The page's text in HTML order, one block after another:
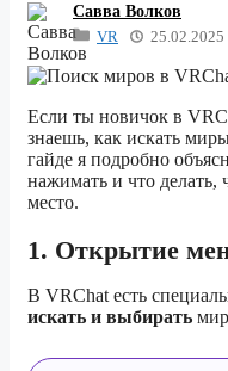
Савва Волков
VR
25.02.2025
Если ты новичок в
знаешь, как искать
гайде я подробно
нажимать и что
место.
1. Открытие
В VRChat есть
искать и выбирать